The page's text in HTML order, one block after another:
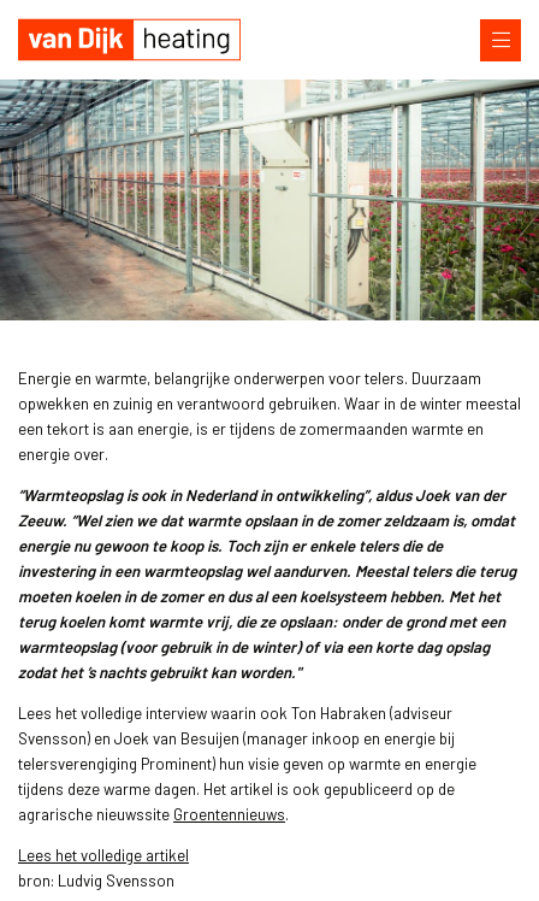
Energie en warmte, belangrijke onderwerpen voor telers. Duurzaam
opwekken en zuinig en verantwoord gebruiken. Waar in de winter meestal
een tekort is aan energie, is er tijdens de zomermaanden warmte en
energie over.
“Warmteopslag is ook in Nederland in ontwikkeling”, aldus Joek van der
Zeeuw. “Wel zien we dat warmte opslaan in de zomer zeldzaam is, omdat
energie nu gewoon te koop is. Toch zijn er enkele telers die de
investering in een warmteopslag wel aandurven. Meestal telers die terug
moeten koelen in de zomer en dus al een koelsysteem hebben. Met het
terug koelen komt warmte vrij, die ze opslaan: onder de grond met een
warmteopslag (voor gebruik in de winter) of via een korte dag opslag
zodat het ’s nachts gebruikt kan worden."
Lees het volledige interview waarin ook Ton Habraken (adviseur
Svensson) en Joek van Besuijen (manager inkoop en energie bij
telersverengiging Prominent) hun visie geven op warmte en energie
tijdens deze warme dagen. Het artikel is ook gepubliceerd op de
agrarische nieuwssite Groentennieuws.
Lees het volledige artikel
bron: Ludvig Svensson